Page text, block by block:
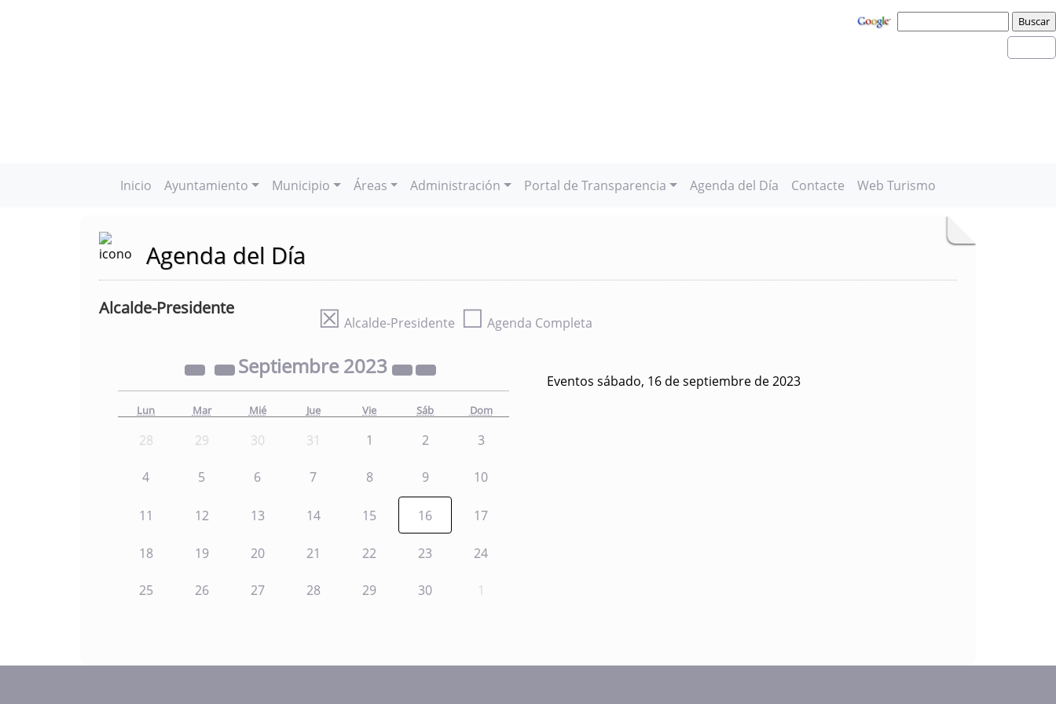
Inicio Ayuntamiento Municipio Áreas Administración Portal de Transparencia Agenda del Día Contacte Web Turismo
Agenda del Día
Alcalde-Presidente ☒ Alcalde-Presidente ☐ Agenda Completa
Septiembre 2023
Lun Mar Mié Jue Vie Sáb Dom
28 29 30 31 1 2 3
4 5 6 7 8 9 10
11 12 13 14 15 16 17
18 19 20 21 22 23 24
25 26 27 28 29 30 1
Eventos sábado, 16 de septiembre de 2023